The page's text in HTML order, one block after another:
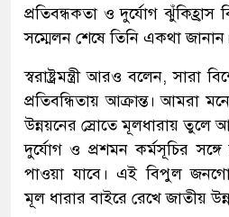
প্রতিবন্ধকতা ও দুর্যোগ ঝুঁকিহ্রাস
সম্মেলন শেষে তিনি একথা জানান।
স্বরাষ্ট্রমন্ত্রী আরও বলেন, সারা
প্রতিবন্ধিতায় আক্রান্ত। আমরা
উন্নয়নের স্রোতে মূলধারায় তুলে
দুর্যোগ ও প্রশমন কর্মসূচির
পাওয়া যাবে। এই বিপুল
মূল ধারার বাইরে রেখে জাতীয়